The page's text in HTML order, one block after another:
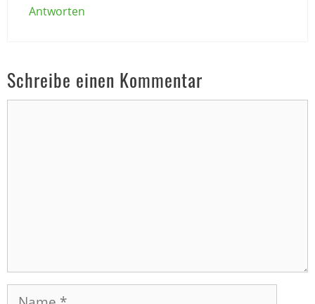
Antworten
Schreibe einen Kommentar
Name